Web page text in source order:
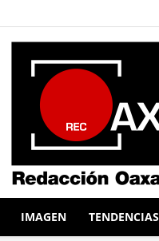
IMAGEN TENDENCIAS